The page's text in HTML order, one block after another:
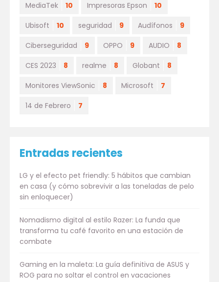
MediaTek 10 Impresoras Epson 10
Ubisoft 10 seguridad 9 Audífonos 9
Ciberseguridad 9 OPPO 9 AUDIO 8
CES 2023 8 realme 8 Globant 8
Monitores ViewSonic 8 Microsoft 7
14 de Febrero 7
Entradas recientes
LG y el efecto pet friendly: 5 hábitos que cambian
en casa (y cómo sobrevivir a las toneladas de pelo
sin enloquecer)
Nomadismo digital al estilo Razer: La funda que
transforma tu café favorito en una estación de
combate
Gaming en la maleta: La guía definitiva de ASUS y
ROG para no soltar el control en vacaciones